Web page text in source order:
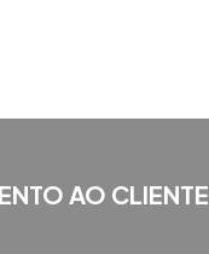
AO CLIENTE